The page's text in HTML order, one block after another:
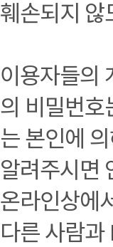
훼손되지 않
이용자들의
의 비밀번호
는 본인에
알려주시면
온라인상에
다른 사람과